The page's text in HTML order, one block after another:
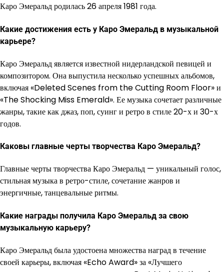
Каро Эмеральд родилась 26 апреля 1981 года.
Какие достижения есть у Каро Эмеральд в музыкальной
карьере?
Каро Эмеральд является известной нидерландской певицей и
композитором. Она выпустила несколько успешных альбомов,
включая «Deleted Scenes from the Cutting Room Floor» и
«The Shocking Miss Emerald». Ее музыка сочетает различные
жанры, такие как джаз, поп, суинг и ретро в стиле 20-х и 30-х
годов.
Каковы главные черты творчества Каро Эмеральд?
Главные черты творчества Каро Эмеральд — уникальный голос,
стильная музыка в ретро-стиле, сочетание жанров и
энергичные, танцевальные ритмы.
Какие награды получила Каро Эмеральд за свою
музыкальную карьеру?
Каро Эмеральд была удостоена множества наград в течение
своей карьеры, включая «Echo Award» за «Лучшего